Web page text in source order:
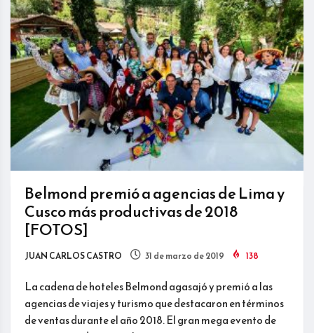
Belmond premió a agencias de Lima y
Cusco más productivas de 2018
[FOTOS]
JUAN CARLOS CASTRO 31 de marzo de 2019 138
La cadena de hoteles Belmond agasajó y premió a las
agencias de viajes y turismo que destacaron en términos
de ventas durante el año 2018. El gran mega evento de